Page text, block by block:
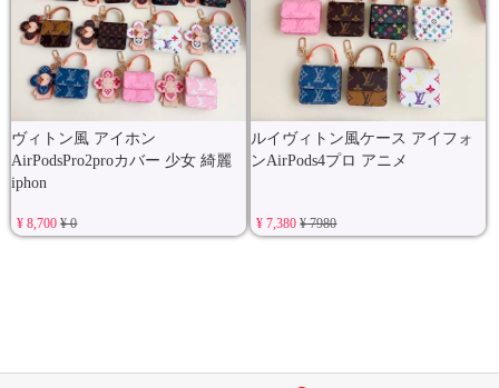
ヴィトン風 アイホン
AirPodsPro2proカバー 少女 綺麗
iphon
¥ 8,700¥ 0
ルイヴィトン風ケース アイフォ
ンAirPods4プロ アニメ
¥ 7,380¥ 7980